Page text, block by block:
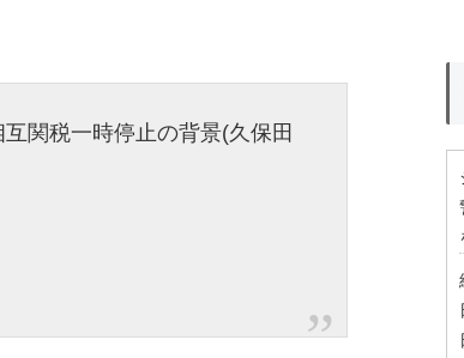
関税一時停止の背景(久保田